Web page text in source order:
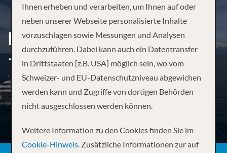
EMBLEMATIC ANTARCTICA
– USHUAIA TO USHUAIA
Ihnen erheben und verarbeiten, um Ihnen auf oder
neben unserer Webseite personalisierte Inhalte
vorzuschlagen sowie Messungen und Analysen
durchzuführen. Dabei kann auch ein Datentransfer
in Drittstaaten [z.B. USA] möglich sein, wo vom
Schweizer- und EU-Datenschutzniveau abgewichen
werden kann und Zugriffe von dortigen Behörden
nicht ausgeschlossen werden können.
Weitere Information zu den Cookies finden Sie im
Cookie-Hinweis. Zusätzliche Informationen zur auf